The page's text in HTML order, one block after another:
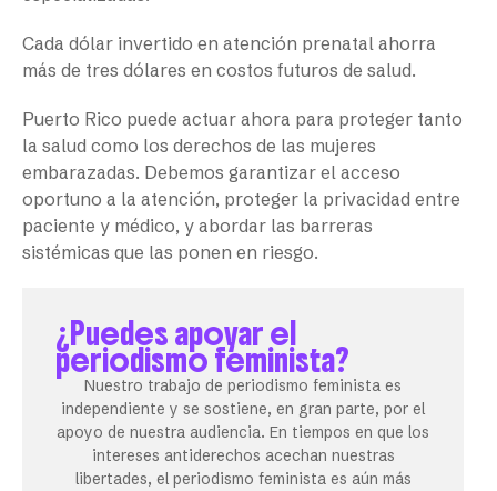
Cada dólar invertido en atención prenatal ahorra
más de tres dólares en costos futuros de salud.
Puerto Rico puede actuar ahora para proteger tanto
la salud como los derechos de las mujeres
embarazadas. Debemos garantizar el acceso
oportuno a la atención, proteger la privacidad entre
paciente y médico, y abordar las barreras
sistémicas que las ponen en riesgo.
¿Puedes apoyar el
periodismo feminista?
Nuestro trabajo de periodismo feminista es
independiente y se sostiene, en gran parte, por el
apoyo de nuestra audiencia. En tiempos en que los
intereses antiderechos acechan nuestras
libertades, el periodismo feminista es aún más